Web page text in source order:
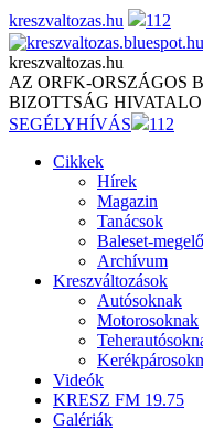
Skip
to
content
kreszvaltozas.hu 112
kreszvaltozas.hu
AZ ORFK-ORSZÁGOS
BIZOTTSÁG
SEGÉLYHÍVÁS
112
Cikkek
Hírek
Magazin
Tanácsok
Baleset-
Archívum
Kreszváltozások
Autósoknak
Motorosoknak
Videók
KRESZ FM 19.75
Galériák